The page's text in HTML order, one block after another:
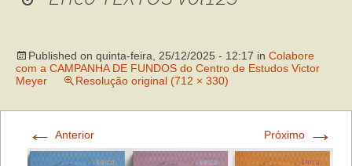
Published on quinta-feira, 25/12/2025 - 12:17 in Colabore
com a CAMPANHA DE FUNDOS do Centro de Estudos Victor
Meyer
Resolução original (712 × 330)
← Anterior Próximo →